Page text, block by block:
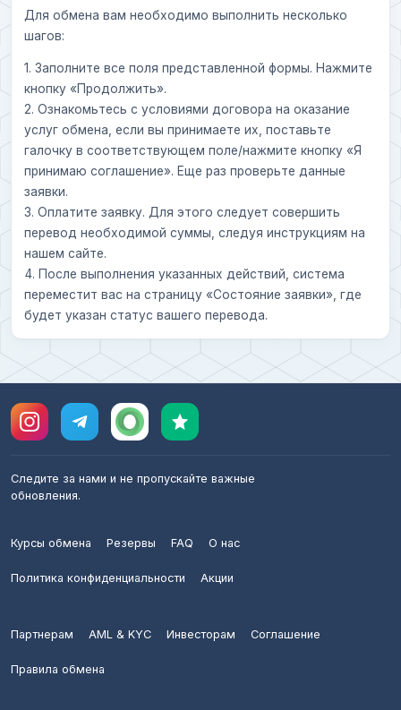
Для обмена вам необходимо выполнить несколько
шагов:
1. Заполните все поля представленной формы. Нажмите
кнопку «Продолжить».
2. Ознакомьтесь с условиями договора на оказание
услуг обмена, если вы принимаете их, поставьте
галочку в соответствующем поле/нажмите кнопку «Я
принимаю соглашение». Еще раз проверьте данные
заявки.
3. Оплатите заявку. Для этого следует совершить
перевод необходимой суммы, следуя инструкциям на
нашем сайте.
4. После выполнения указанных действий, система
переместит вас на страницу «Состояние заявки», где
будет указан статус вашего перевода.
Следите за нами и не пропускайте важные
обновления.
Курсы обмена Резервы FAQ О нас
Политика конфиденциальности Акции
Партнерам AML & KYC Инвесторам Соглашение
Правила обмена